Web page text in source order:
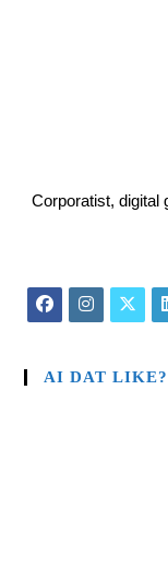
Corporatist, digital
AI DAT LIKE?